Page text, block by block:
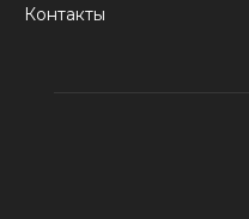
Контакты